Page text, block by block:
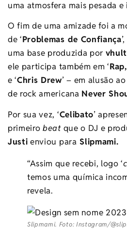
uma atmosfera mais pesada e
O fim de uma amizade foi a
de ‘Problemas de Confiança
uma base produzida por
ele participa também em ‘
e ‘Chris Drew’ – em alusão ao
de rock americana Never
Por sua vez, ‘Celibato’
primeirobeatque o DJ e
Justi enviou para Slipmami.
“Assim que recebi, logo ‘
temos uma química
revela.
Slipmami. Foto: Instagram/